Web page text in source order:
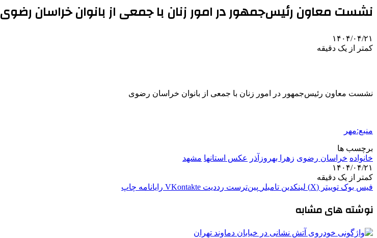
نشست معاون رئیس‌جمهور در امور زنان با جمعی از بانوان خراسان رضوی
۱۴۰۴/۰۴/۲۱
کمتر از یک دقیقه
نشست معاون رئیس‌جمهور در امور زنان با جمعی از بانوان خراسان رضوی
منبع:مهر
برچسب ها
خانواده خراسان رضوی زهرا بهروزآذر عکس استانها مشهد
۱۴۰۴/۰۴/۲۱
کمتر از یک دقیقه
فیس بوک توییتر (X) لینکدین ‫تامبلر ‫پین‌ترست ‫رددیت ‫VKontakte رایانامه چاپ
نوشته های مشابه